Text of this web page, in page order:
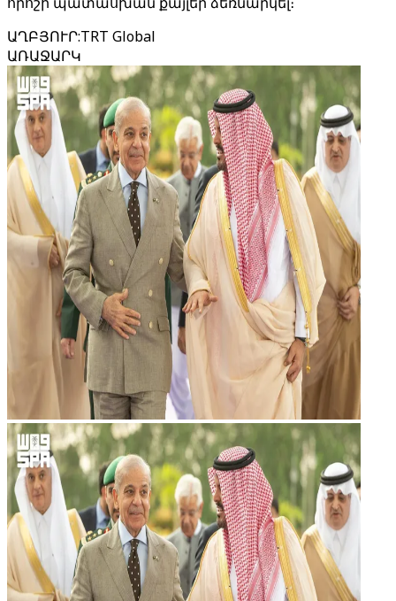
ԱՂԲՅՈՒՐ:TRT Global
ԱՌԱՋԱՐԿ